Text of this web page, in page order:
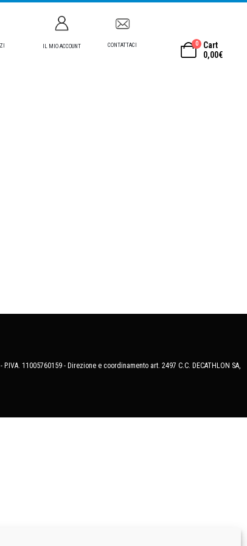
IL MIO ACCOUNT CONTATTACI 0
Cart
0,00€
11005760159 - Direzione e coordinamento art. 2497 C.C. DECATHLON SA,